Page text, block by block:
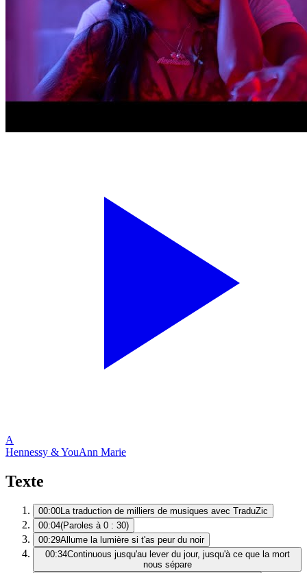
A
Hennessy & YouAnn Marie
Texte
00:00La traduction de milliers de musiques avec TraduZic
00:04(Paroles à 0 : 30)
00:29Allume la lumière si t'as peur du noir
00:34Continuous jusqu'au lever du jour, jusqu'à ce que la mort
nous sépare